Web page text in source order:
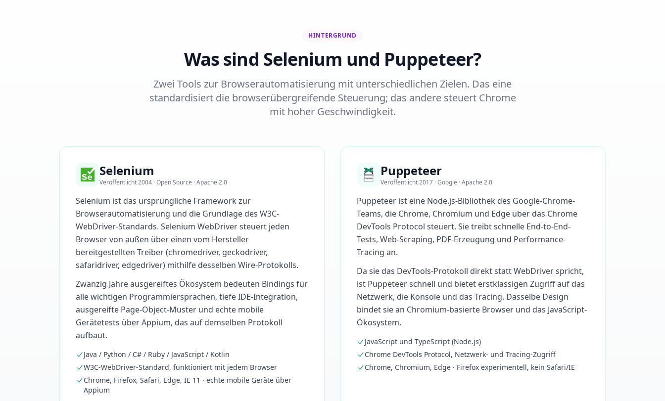
HINTERGRUND
Was sind Selenium und Puppeteer?
Zwei Tools zur Browserautomatisierung mit unterschiedlichen Zielen. Das eine
standardisiert die browserübergreifende Steuerung; das andere steuert Chrome
mit hoher Geschwindigkeit.
Selenium
Veröffentlicht 2004 · Open Source · Apache 2.0
Selenium ist das ursprüngliche Framework zur
Browserautomatisierung und die Grundlage des W3C-
WebDriver-Standards. Selenium WebDriver steuert jeden
Browser von außen über einen vom Hersteller
bereitgestellten Treiber (chromedriver, geckodriver,
safaridriver, edgedriver) mithilfe desselben Wire-Protokolls.
Zwanzig Jahre ausgereiftes Ökosystem bedeuten Bindings für
alle wichtigen Programmiersprachen, tiefe IDE-Integration,
ausgereifte Page-Object-Muster und echte mobile
Gerätetests über Appium, das auf demselben Protokoll
aufbaut.
Java / Python / C# / Ruby / JavaScript / Kotlin
W3C-WebDriver-Standard, funktioniert mit jedem Browser
Chrome, Firefox, Safari, Edge, IE 11 · echte mobile Geräte über
Appium
Puppeteer
Veröffentlicht 2017 · Google · Apache 2.0
Puppeteer ist eine Node.js-Bibliothek des Google-Chrome-
Teams, die Chrome, Chromium und Edge über das Chrome
DevTools Protocol steuert. Sie treibt schnelle End-to-End-
Tests, Web-Scraping, PDF-Erzeugung und Performance-
Tracing an.
Da sie das DevTools-Protokoll direkt statt WebDriver spricht,
ist Puppeteer schnell und bietet erstklassigen Zugriff auf das
Netzwerk, die Konsole und das Tracing. Dasselbe Design
bindet sie an Chromium-basierte Browser und das JavaScript-
Ökosystem.
JavaScript und TypeScript (Node.js)
Chrome DevTools Protocol, Netzwerk- und Tracing-Zugriff
Chrome, Chromium, Edge · Firefox experimentell, kein Safari/IE